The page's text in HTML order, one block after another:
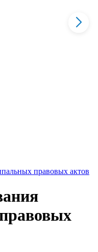
правовых актов